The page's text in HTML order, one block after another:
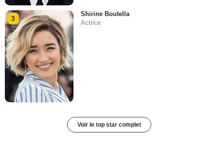
3
Shirine Boutella
Actrice
Voir le top star complet